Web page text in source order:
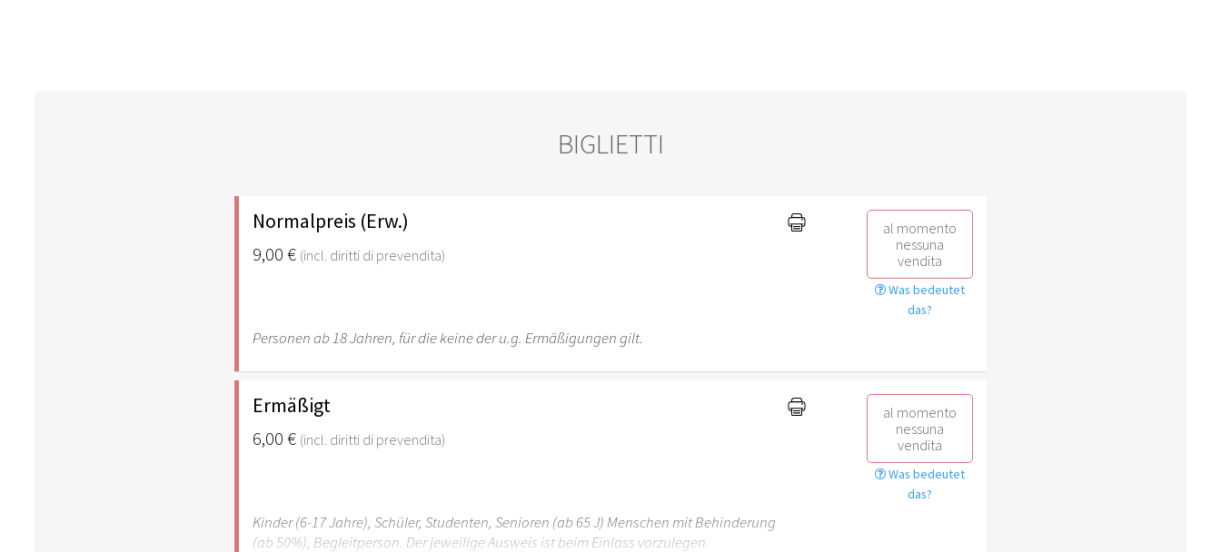
BIGLIETTI
Normalpreis (Erw.)
9,00 € (incl. diritti di prevendita)
al momento
nessuna
vendita
Was bedeutet
das?
Personen ab 18 Jahren, für die keine der u.g. Ermäßigungen gilt.
Ermäßigt
6,00 € (incl. diritti di prevendita)
al momento
nessuna
vendita
Was bedeutet
das?
Kinder (6-17 Jahre), Schüler, Studenten, Senioren (ab 65 J) Menschen mit Behinderung
(ab 50%), Begleitperson. Der jeweilige Ausweis ist beim Einlass vorzulegen.